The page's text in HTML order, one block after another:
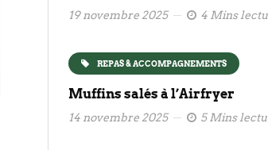
19 novembre 2025 4 Mins
REPAS & ACCOMPAGNEMENTS
Muffins salés à l’Airfryer
14 novembre 2025 5 Mins